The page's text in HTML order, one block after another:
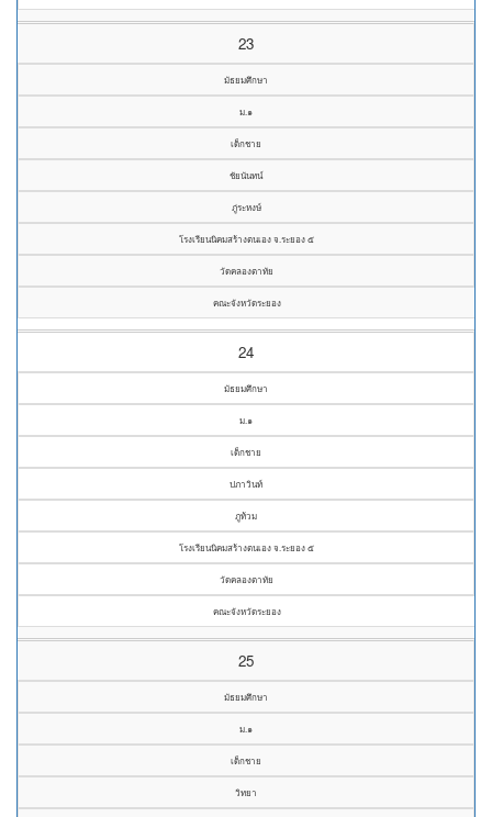
23
มัธยมศึกษา
ม.๑
เด็กชาย
ชัยนันทน์
ภู่ระหงษ์
โรงเรียนนิคมสร้างตนเอง จ.ระยอง ๕
วัดคลองตาทัย
คณะจังหวัดระยอง
24
มัธยมศึกษา
ม.๑
เด็กชาย
ปภาวินท์
ภูท้วม
โรงเรียนนิคมสร้างตนเอง จ.ระยอง ๕
วัดคลองตาทัย
คณะจังหวัดระยอง
25
มัธยมศึกษา
ม.๑
เด็กชาย
วิทยา